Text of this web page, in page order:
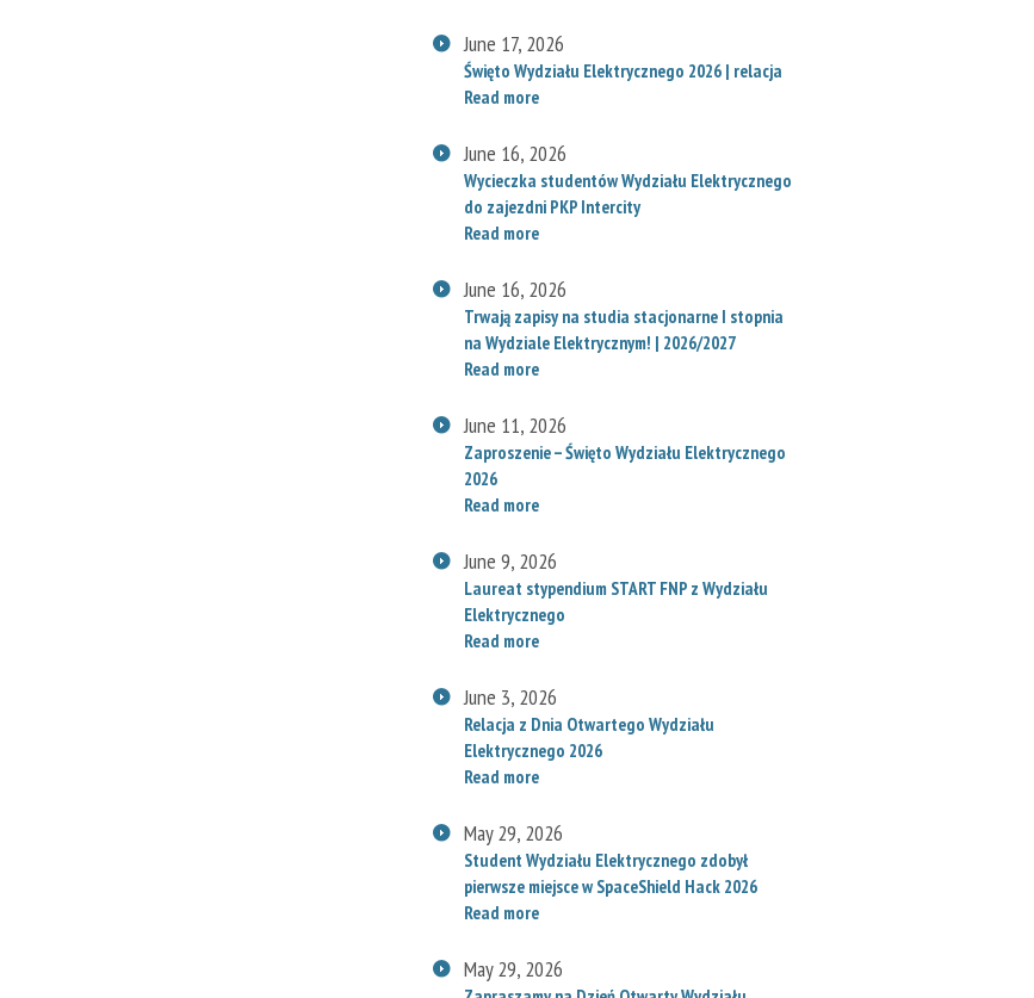
June 17, 2026
Święto Wydziału Elektrycznego 2026 | relacja
Read more
June 16, 2026
Wycieczka studentów Wydziału Elektrycznego
do zajezdni PKP Intercity
Read more
June 16, 2026
Trwają zapisy na studia stacjonarne I stopnia
na Wydziale Elektrycznym! | 2026/2027
Read more
June 11, 2026
Zaproszenie – Święto Wydziału Elektrycznego
2026
Read more
June 9, 2026
Laureat stypendium START FNP z Wydziału
Elektrycznego
Read more
June 3, 2026
Relacja z Dnia Otwartego Wydziału
Elektrycznego 2026
Read more
May 29, 2026
Student Wydziału Elektrycznego zdobył
pierwsze miejsce w SpaceShield Hack 2026
Read more
May 29, 2026